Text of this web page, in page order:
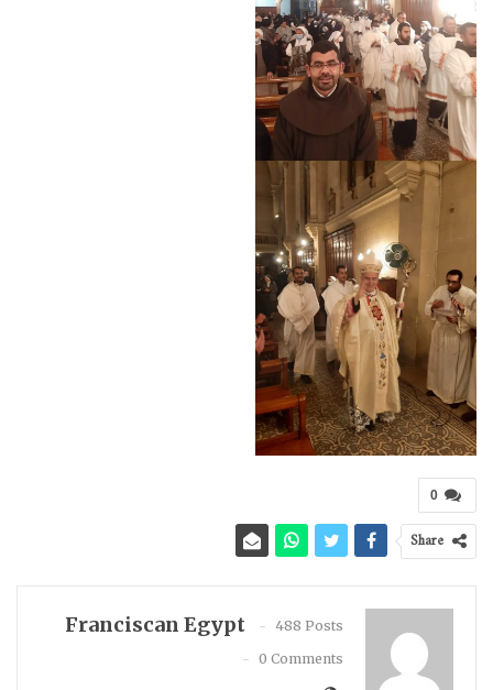
0
Share
Franciscan Egypt
488 Posts
0 Comments